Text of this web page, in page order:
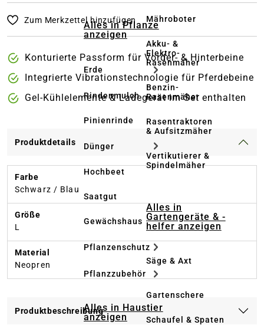
Alles in Pflanze
anzeigen
Erde
Rindenmulch
Pinienrinde
Dünger
Hochbeet
Saatgut
Gewächshaus
Pflanzenschutz
Pflanzzubehör
Alles in Haustier
anzeigen
Mähroboter
Akku- &
Elektro-
Rasenmäher
Benzin-
Rasenmäher
Rasentraktoren
& Aufsitzmäher
Vertikutierer &
Spindelmäher
Alles in
Gartengeräte & -
helfer anzeigen
Säge & Axt
Gartenschere
Schaufel & Spaten
Zum Merkzettel hinzufügen
Konturierte Passform für Vorder- & Hinterbeine
Integrierte Vibrationstechnologie für Pferdebeine
Gel-Kühlelemente & Ladegerät im Set enthalten
Produktdetails
Farbe
Schwarz / Blau
Größe
L
Material
Neopren
Produktbeschreibung